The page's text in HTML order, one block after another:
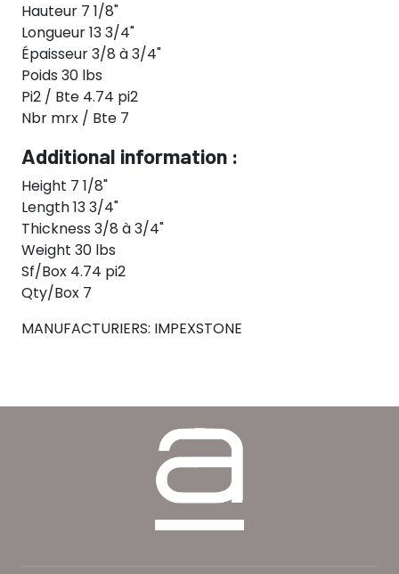
Hauteur 7 1/8"
Longueur 13 3/4"
Épaisseur 3/8 à 3/4"
Poids 30 lbs
Pi2 / Bte 4.74 pi2
Nbr mrx / Bte 7
Additional information :
Height 7 1/8"
Length 13 3/4"
Thickness 3/8 à 3/4"
Weight 30 lbs
Sf/Box 4.74 pi2
Qty/Box 7
MANUFACTURIERS: IMPEXSTONE